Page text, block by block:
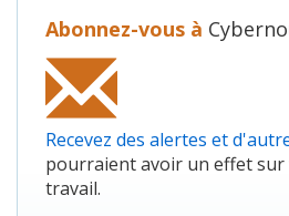
Abonnez-vous à
Recevez des alertes et
pourraient avoir un effet sur
travail.